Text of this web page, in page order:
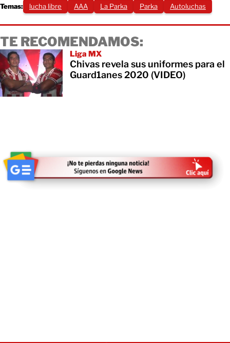
Temas: lucha libre AAA La Parka Parka Autoluchas
TE RECOMENDAMOS:
Liga MX
Chivas revela sus uniformes para el
Guard1anes 2020 (VIDEO)